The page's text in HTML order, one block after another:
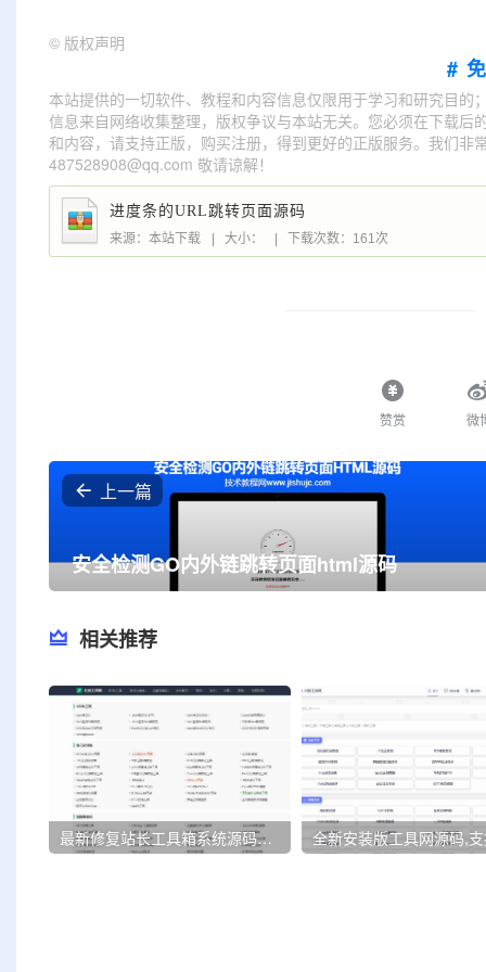
© 版权声明
#
本站提供的一切软件、教程和内容信息仅限用于学习和研究目
信息来自网络收集整理，版权争议与本站无关。您必须在下载
和内容，请支持正版，购买注册，得到更好的正版服务。我们
487528908@qq.com 敬请谅解！
进度条的URL跳转页面源码
来源：本站下载 | 大小： | 下载次数：161次
赞赏 微
上一篇
安全检测GO内外链跳转页面html源码
相关推荐
最新修复站长工具箱系统源码，重写后台登录模式